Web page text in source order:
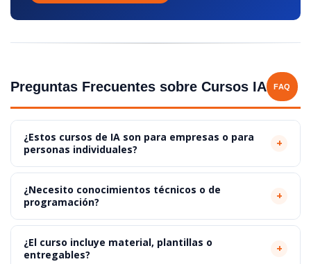
Preguntas Frecuentes sobre Cursos IA FAQ
¿Estos cursos de IA son para empresas o para
personas individuales?
+
¿Necesito conocimientos técnicos o de
programación?
+
¿El curso incluye material, plantillas o
entregables?
+